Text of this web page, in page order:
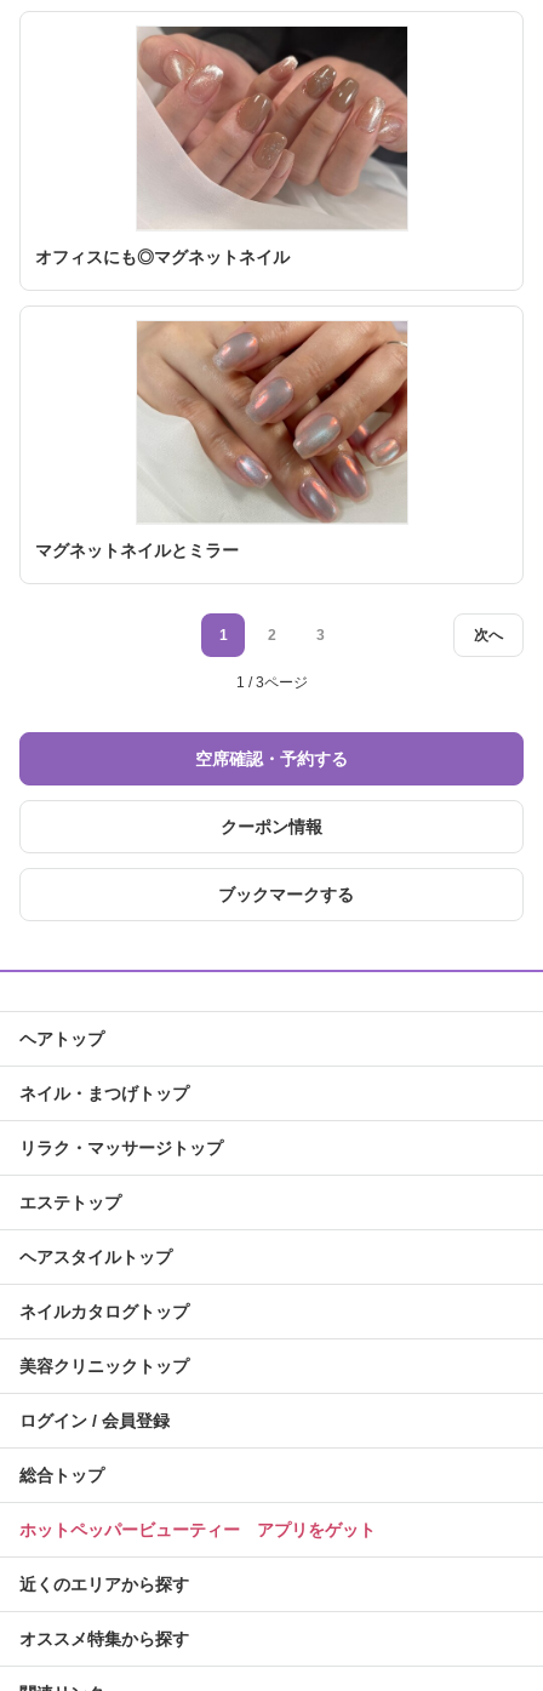
オフィスにも◎マグネットネイル
マグネットネイルとミラー
次へ
1 2 3
1 / 3ページ
空席確認・予約する
クーポン情報
ブックマークする
ヘアトップ
ネイル・まつげトップ
リラク・マッサージトップ
エステトップ
ヘアスタイルトップ
ネイルカタログトップ
美容クリニックトップ
ログイン / 会員登録
総合トップ
ホットペッパービューティー アプリをゲット
近くのエリアから探す
オススメ特集から探す